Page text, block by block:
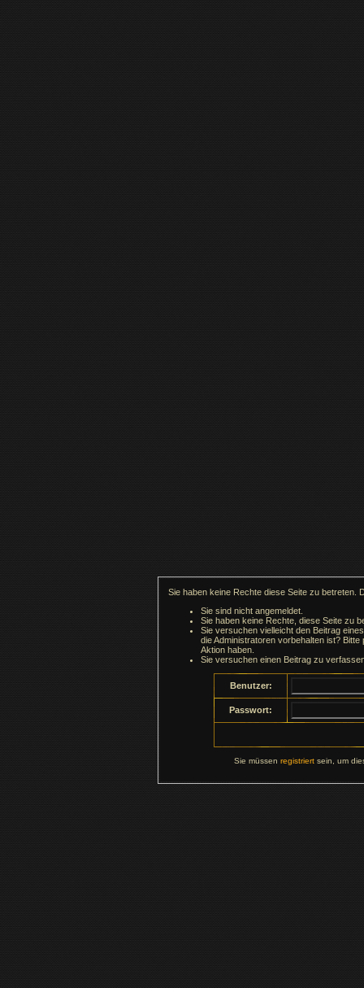
Sie haben keine Rechte diese Seite zu betreten.
Sie sind nicht angemeldet.
Sie haben keine Rechte, diese Seite zu
Sie versuchen vielleicht den Beitrag
die Administratoren vorbehalten ist?
Aktion haben.
Sie versuchen einen Beitrag zu
Benutzer:
Passwort:
Sie müssen registriertsein, um